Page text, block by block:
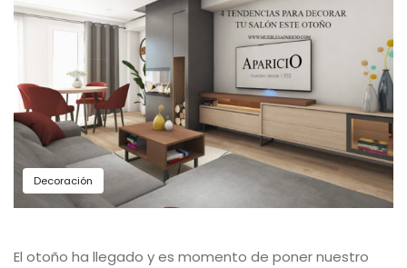
Decoración
El otoño ha llegado y es momento de poner nuestro